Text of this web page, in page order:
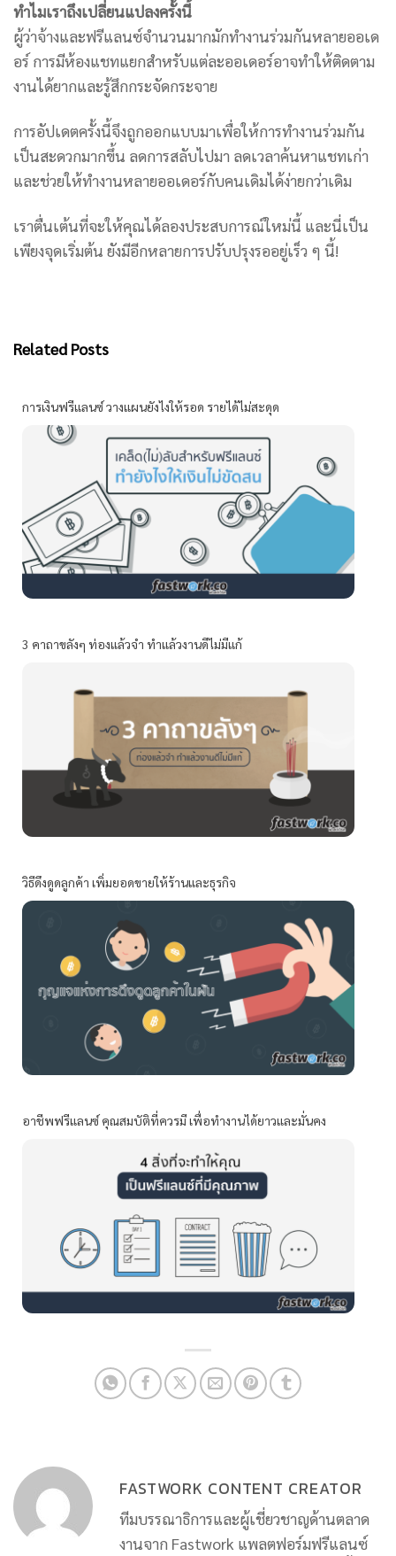
ทำไมเราถึงเปลี่ยนแปลงครั้งนี้
ผู้ว่าจ้างและฟรีแลนซ์จำนวนมากมักทำงานร่วมกันหลายออเด
อร์ การมีห้องแชทแยกสำหรับแต่ละออเดอร์อาจทำให้ติดตาม
งานได้ยากและรู้สึกกระจัดกระจาย
การอัปเดตครั้งนี้จึงถูกออกแบบมาเพื่อให้การทำงานร่วมกัน
เป็นสะดวกมากขึ้น ลดการสลับไปมา ลดเวลาค้นหาแชทเก่า
และช่วยให้ทำงานหลายออเดอร์กับคนเดิมได้ง่ายกว่าเดิม
เราตื่นเต้นที่จะให้คุณได้ลองประสบการณ์ใหม่นี้ และนี่เป็น
เพียงจุดเริ่มต้น ยังมีอีกหลายการปรับปรุงรออยู่เร็ว ๆ นี้!
Related Posts
การเงินฟรีแลนซ์ วางแผนยังไงให้รอด รายได้ไม่สะดุด
3 คาถาขลังๆ ท่องแล้วจำ ทำแล้วงานดีไม่มีแก้
วิธีดึงดูดลูกค้า เพิ่มยอดขายให้ร้านและธุรกิจ
อาชีพฟรีแลนซ์ คุณสมบัติที่ควรมี เพื่อทำงานได้ยาวและมั่นคง
FASTWORK CONTENT CREATOR
ทีมบรรณาธิการและผู้เชี่ยวชาญด้านตลาด
งานจาก Fastwork แพลตฟอร์มฟรีแลนซ์